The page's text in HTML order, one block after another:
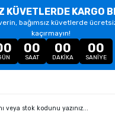
KÜVETLERDE KARGO
bağımsız küvetlerde
kaçırmayın!
00
SAAT
00
DAKIKA
00
SANIYE